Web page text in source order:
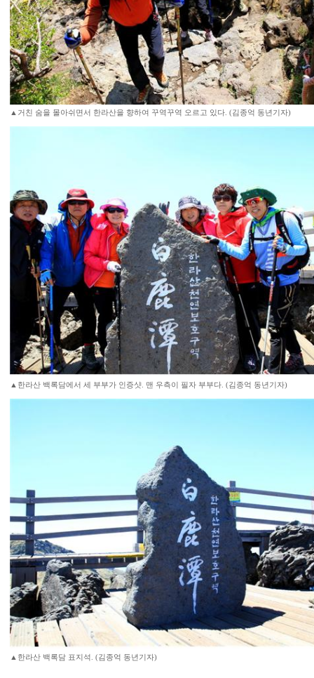
▲거친 숨을 몰아쉬면서 한라산을 향하여 꾸역꾸역 오르고 있다. (김종억 동년기자)
▲한라산 백록담에서 세 부부가 인증샷. 맨 우측이 필자 부부다. (김종억 동년기자)
▲한라산 백록담 표지석. (김종억 동년기자)